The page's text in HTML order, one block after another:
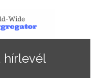
hírlevél